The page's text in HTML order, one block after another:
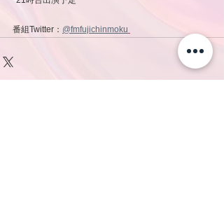
番組Twitter： @fmfujichinmoku